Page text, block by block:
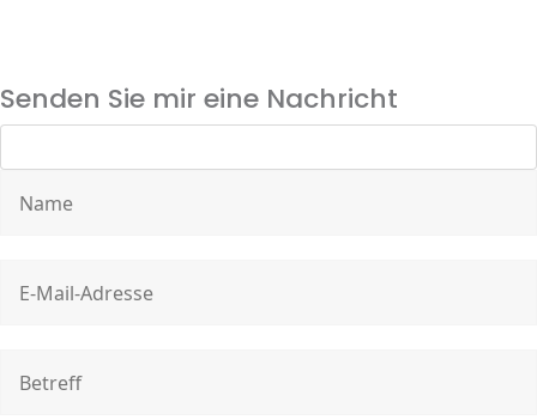
Senden Sie mir eine Nachricht